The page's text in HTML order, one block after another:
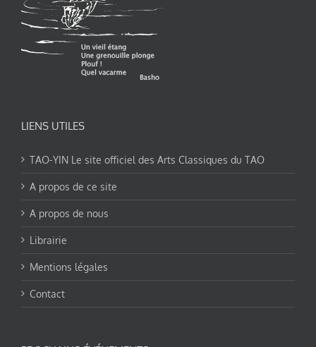
LIENS UTILES
TAO-YIN Le site officiel des Arts Classiques du TAO
A propos de ce site
A propos de nous
Librairie
Mentions légales
Contact